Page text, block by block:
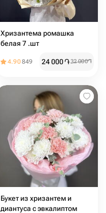
Хризантема ромашка
белая 7 .шт
4.90849 24 000֏32 000֏
Букет из хризантем и
диантуса с эвкалиптом